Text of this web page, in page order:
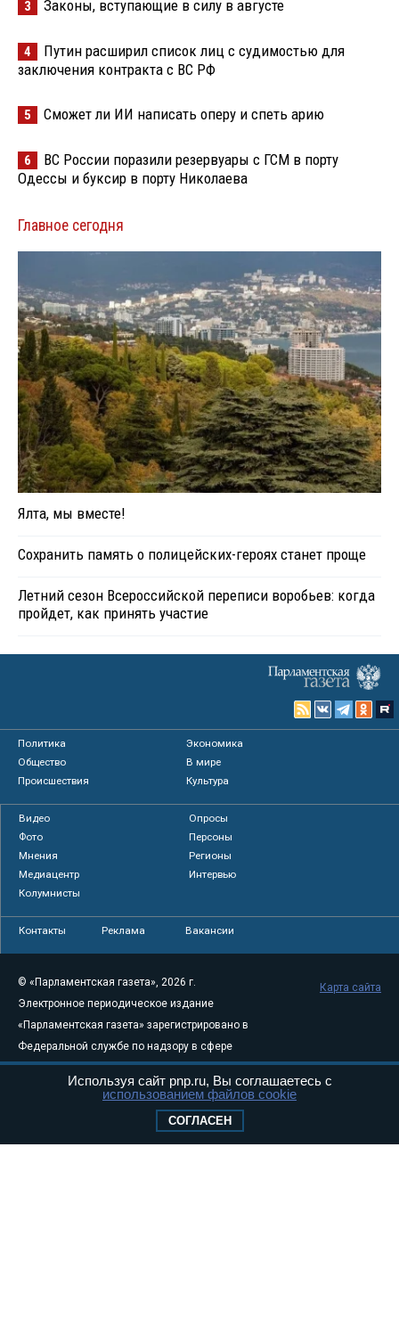
3 Законы, вступающие в силу в августе
4
Путин расширил список лиц с судимостью для
заключения контракта с ВС РФ
5 Сможет ли ИИ написать оперу и спеть арию
6
ВС России поразили резервуары с ГСМ в порту
Одессы и буксир в порту Николаева
Главное сегодня
Ялта, мы вместе!
Сохранить память о полицейских-героях станет проще
Летний сезон Всероссийской переписи воробьев: когда
пройдет, как принять участие
Политика
Экономика
Общество
В мире
Происшествия
Культура
Видео
Опросы
Фото
Персоны
Мнения
Регионы
Медиацентр
Интервью
Колумнисты
Контакты Реклама Вакансии
© «Парламентская газета», 2026 г.
Электронное периодическое издание
«Парламентская газета» зарегистрировано в
Федеральной службе по надзору в сфере
связи, информационных технологий и
массовых коммуникаций (Роскомнадзор) 05
Свидетельство о регистрации Эл № ФС77-
Карта сайта
Используя сайт pnp.ru, Вы соглашаетесь с
использованием файлов cookie
СОГЛАСЕН